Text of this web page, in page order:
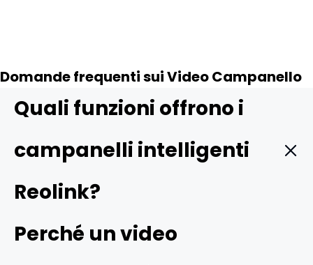
Domande frequenti sui Video Campanello
Quali funzioni offrono i
campanelli intelligenti
Reolink?
I campanelli intelligenti Reolink si distinguono perché
offrono un’elevata sicurezza per la porta d’ingresso
Perché un video